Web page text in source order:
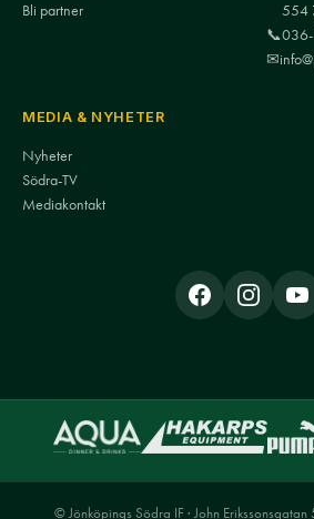
Bli partner
554
📞
✉
MEDIA & NYHETER
Nyheter
Södra-TV
Mediakontakt
© Jönköpings Södra IF · John